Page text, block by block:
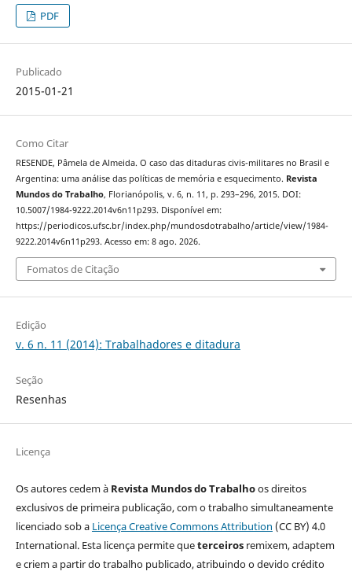
PDF
Publicado
2015-01-21
Como Citar
RESENDE, Pâmela de Almeida. O caso das ditaduras civis-militares no Brasil e
Argentina: uma análise das políticas de memória e esquecimento. Revista
Mundos do Trabalho, Florianópolis, v. 6, n. 11, p. 293–296, 2015. DOI:
10.5007/1984-9222.2014v6n11p293. Disponível em:
https://periodicos.ufsc.br/index.php/mundosdotrabalho/article/view/1984-
9222.2014v6n11p293. Acesso em: 8 ago. 2026.
Fomatos de Citação
Edição
v. 6 n. 11 (2014): Trabalhadores e ditadura
Seção
Resenhas
Licença
Os autores cedem à Revista Mundos do Trabalhoos direitos
exclusivos de primeira publicação, com o trabalho simultaneamente
licenciado sob a Licença Creative Commons Attribution (CC BY) 4.0
International. Esta licença permite queterceirosremixem, adaptem
e criem a partir do trabalho publicado, atribuindo o devido crédito